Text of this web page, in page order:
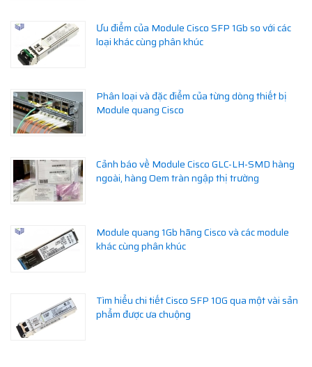
Ưu điểm của Module Cisco SFP 1Gb so với các
loại khác cùng phân khúc
Phân loại và đặc điểm của từng dòng thiết bị
Module quang Cisco
Cảnh báo về Module Cisco GLC-LH-SMD hàng
ngoài, hàng Oem tràn ngập thị trường
Module quang 1Gb hãng Cisco và các module
khác cùng phân khúc
Tìm hiểu chi tiết Cisco SFP 10G qua một vài sản
phẩm được ưa chuộng